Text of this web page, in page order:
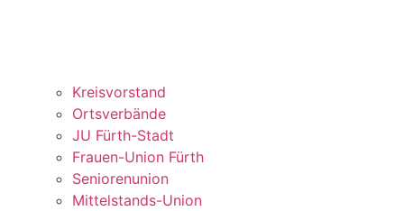
Kreisvorstand
Ortsverbände
JU Fürth-Stadt
Frauen-Union Fürth
Seniorenunion
Mittelstands-Union